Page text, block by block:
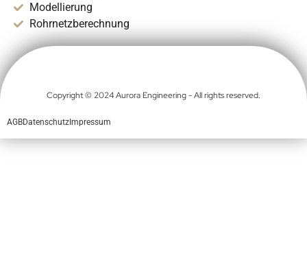
Modellierung
Rohrnetzberechnung
Copyright © 2024 Aurora Engineering - All rights reserved.
AGBDatenschutz Impressum